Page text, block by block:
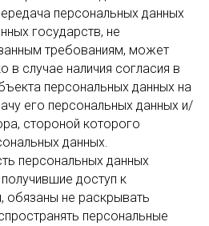
персональных данных
государств, не
требованиям, может
в случае наличия согласия в
персональных данных на
его персональных данных и/
стороной которого
данных.
персональных данных
доступ к
обязаны не раскрывать
персональные